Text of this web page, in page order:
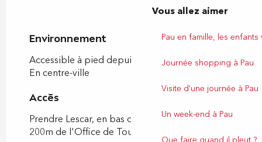
Vous allez aimer
Pau en famille, les
Journée shopping à Pau
Visite d'une journée à Pau
Un week-end à Pau
Environnement
Environnement
Accessible à pied depuis l'OT
En centre-ville
Accès
Accès
Prendre Lescar, en bas de la cité médiévale, à
200m de l'Office de Tourisme.